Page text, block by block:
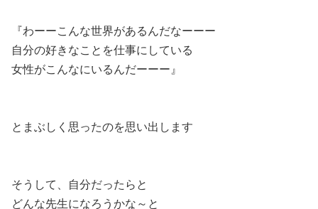
『わーーこんな世界があるんだなーーー
自分の好きなことを仕事にしている
女性がこんなにいるんだーーー』
とまぶしく思ったのを思い出します
そうして、自分だったらと
どんな先生になろうかな～と